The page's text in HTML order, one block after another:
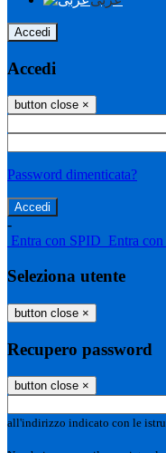
Accedi
Accedi
button close ×
Password dimenticata?
-
Entra con SPID Entra
Seleziona utente
button close ×
Recupero password
button close ×
all'indirizzo indicato con le